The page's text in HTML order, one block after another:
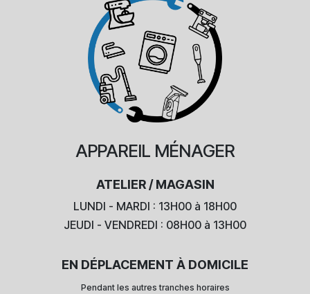
APPAREIL MÉNAGER
ATELIER / MAGASIN
LUNDI - MARDI : 13H00 à 18H00
JEUDI - VENDREDI : 08H00 à 13H00
EN DÉPLACEMENT À DOMICILE
Pendant les autres tranches horaires